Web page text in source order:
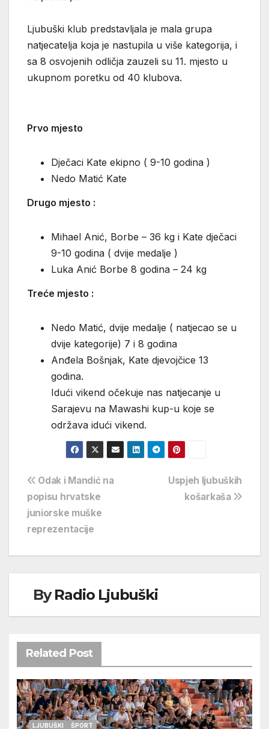
Ljubuški klub predstavljala je mala grupa
natjecatelja koja je nastupila u više kategorija, i
sa 8 osvojenih odličja zauzeli su 11. mjesto u
ukupnom poretku od 40 klubova.
Prvo mjesto
Dječaci Kate ekipno ( 9-10 godina )
Nedo Matić Kate
Drugo mjesto :
Mihael Anić, Borbe – 36 kg i Kate dječaci
9-10 godina ( dvije medalje )
Luka Anić Borbe 8 godina – 24 kg
Treće mjesto :
Nedo Matić, dvije medalje ( natjecao se u
dvije kategorije) 7 i 8 godina
Anđela Bošnjak, Kate djevojčice 13
godina.
Idući vikend očekuje nas natjecanje u
Sarajevu na Mawashi kup-u koje se
održava idući vikend.
Navigacija
objava
Uspjeh ljubuških
košarkaša
Odak i Mandić na
popisu hrvatske
juniorske muške
reprezentacije
ByRadio Ljubuški
Related Post
LJUBUŠKI ŠPORT